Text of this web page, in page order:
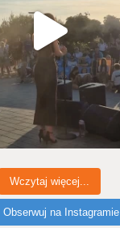
Wczytaj więcej...
Obserwuj na Instagramie